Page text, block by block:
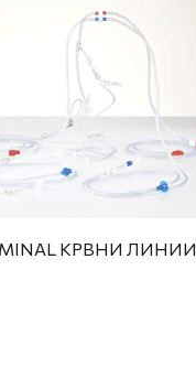
КРВНИ ЛИНИИ